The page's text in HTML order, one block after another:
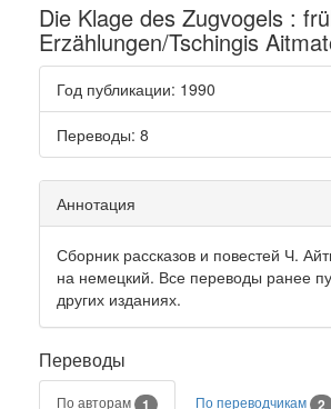
Die Klage des Zugvogels :
Erzählungen/Tschingis
Год публикации: 1990
Переводы: 8
Аннотация
Сборник рассказов и повестей Ч.
на немецкий. Все переводы ранее
других изданиях.
Переводы
По авторам 1 По переводчикам 2